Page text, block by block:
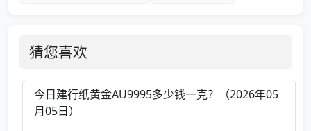
猜您喜欢
今日建行纸黄金AU9995多少钱一克？（2026年05
月05日）